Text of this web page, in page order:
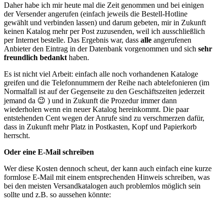
Daher habe ich mir heute mal die Zeit genommen und bei einigen
der Versender angerufen (einfach jeweils die Bestell-Hotline
gewählt und verbinden lassen) und darum gebeten, mir in Zukunft
keinen Katalog mehr per Post zuzusenden, weil ich ausschließlich
per Internet bestelle. Das Ergebnis war, dass alle angerufenen
Anbieter den Eintrag in der Datenbank vorgenommen und sich sehr
freundlich bedankt haben.
Es ist nicht viel Arbeit: einfach alle noch vorhandenen Kataloge
greifen und die Telefonnummern der Reihe nach abtelefonieren (im
Normalfall ist auf der Gegenseite zu den Geschäftszeiten jederzeit
jemand da 😉 ) und in Zukunft die Prozedur immer dann
wiederholen wenn ein neuer Katalog hereinkommt. Die paar
entstehenden Cent wegen der Anrufe sind zu verschmerzen dafür,
dass in Zukunft mehr Platz in Postkasten, Kopf und Papierkorb
herrscht.
Oder eine E-Mail schreiben
Wer diese Kosten dennoch scheut, der kann auch einfach eine kurze
formlose E-Mail mit einem entsprechenden Hinweis schreiben, was
bei den meisten Versandkatalogen auch problemlos möglich sein
sollte und z.B. so aussehen könnte: